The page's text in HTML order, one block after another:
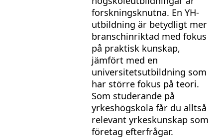
forskningsknutna. En YH-
utbildning är betydligt mer
branschinriktad med fokus
på praktisk kunskap,
jämfört med en
universitetsutbildning som
har större fokus på teori.
Som studerande på
yrkeshögskola får du alltså
relevant yrkeskunskap som
företag efterfrågar.